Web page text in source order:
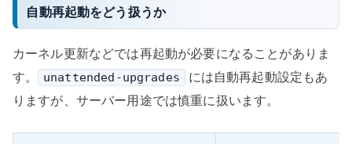
自動再起動をどう扱うか
カーネル更新などでは再起動が必要になることがありま
す。
unattended-upgrades
には自動再起動設定もあ
りますが、サーバー用途では慎重に扱います。